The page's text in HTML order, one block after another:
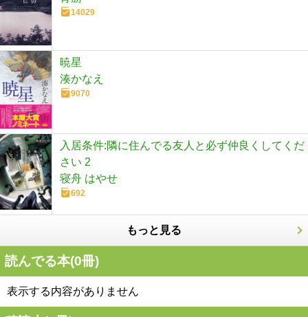
14029
暁星
湊かなえ
9070
入居条件:隣に住んでる友人と必ず仲良くしてくだ
さい 2
寝舟 はやせ
692
もっと見る
読んでる本(0冊)
表示する内容がありません